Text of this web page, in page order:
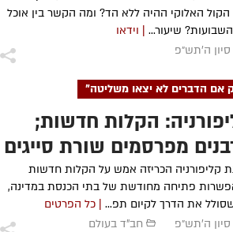
האלוקי ההיה ללא הד? ומה הקשר בין אוכל
שיעור... | וידאו
סיון ה׳תש״פ
אם הדברים לא יצאו משליטה"
הקלות חדשות;
מפרסמים שורת סייגים
קליפורניה הכריזה אמש על הקלות חדשות
פתיחה מחודשת של בתי הכנסת במדינה,
את הדרך לקיום תפ... | כל הפרטים
סיון ה׳תש״פ
חב"ד בעולם